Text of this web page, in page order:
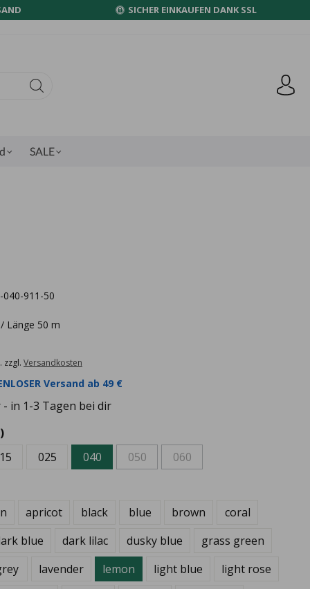
SICHER EINKAUFEN DANK SSL
SALE
911-50
Länge 50 m
zzgl. Versandkosten
Versand ab 49 €
in 1-3 Tagen bei dir
025 040 050 060
apricot black blue brown
coral
blue
dark lilac dusky blue
grass green
lavender lemon light blue
light rose